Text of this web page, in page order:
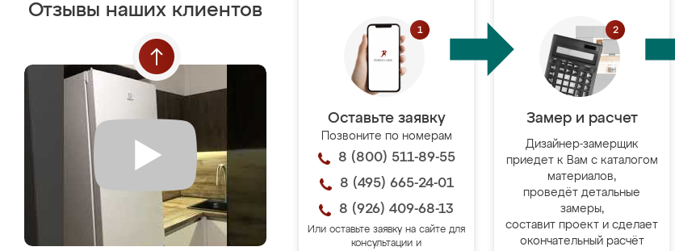
Отзывы наших клиентов
Оставьте заявку
Позвоните по номерам
8 (800) 511-89-55
8 (495) 665-24-01
8 (926) 409-68-13
Или оставьте заявку на сайте для
консультации и
Замер и расчет
Дизайнер-замерщик
приедет к Вам с каталогом
материалов,
проведёт детальные
замеры,
составит проект и сделает
окончательный расчёт